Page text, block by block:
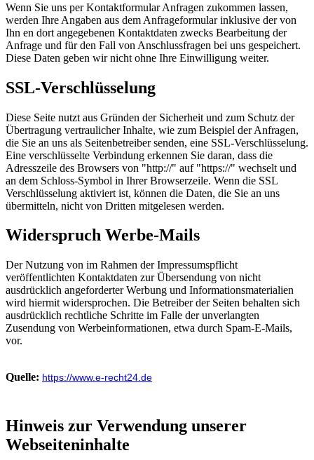
Wenn Sie uns per Kontaktformular Anfragen zukommen lassen,
werden Ihre Angaben aus dem Anfrageformular inklusive der von
Ihn en dort angegebenen Kontaktdaten zwecks Bearbeitung der
Anfrage und für den Fall von Anschlussfragen bei uns gespeichert.
Diese Daten geben wir nicht ohne Ihre Einwilligung weiter.
SSL-Verschlüsselung
Diese Seite nutzt aus Gründen der Sicherheit und zum Schutz der
Übertragung vertraulicher Inhalte, wie zum Beispiel der Anfragen,
die Sie an uns als Seitenbetreiber senden, eine SSL-Verschlüsselung.
Eine verschlüsselte Verbindung erkennen Sie daran, dass die
Adresszeile des Browsers von "http://" auf "https://" wechselt und
an dem Schloss-Symbol in Ihrer Browserzeile. Wenn die SSL
Verschlüsselung aktiviert ist, können die Daten, die Sie an uns
übermitteln, nicht von Dritten mitgelesen werden.
Widerspruch Werbe-Mails
Der Nutzung von im Rahmen der Impressumspflicht
veröffentlichten Kontaktdaten zur Übersendung von nicht
ausdrücklich angeforderter Werbung und Informationsmaterialien
wird hiermit widersprochen. Die Betreiber der Seiten behalten sich
ausdrücklich rechtliche Schritte im Falle der unverlangten
Zusendung von Werbeinformationen, etwa durch Spam-E-Mails,
vor.
Quelle: https://www.e-recht24.de
Hinweis zur Verwendung unserer
Webseiteninhalte